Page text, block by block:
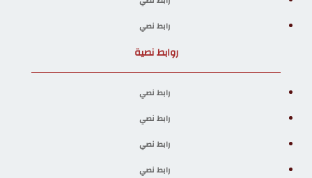
رابط نصي
روابط نصية
رابط نصي
رابط نصي
رابط نصي
رابط نصي